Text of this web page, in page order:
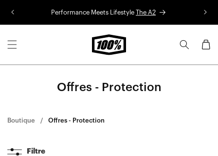
Performance Meets Lifestyle The A2
Panier
Offres - Protection
Boutique Offres - Protection
Filtre